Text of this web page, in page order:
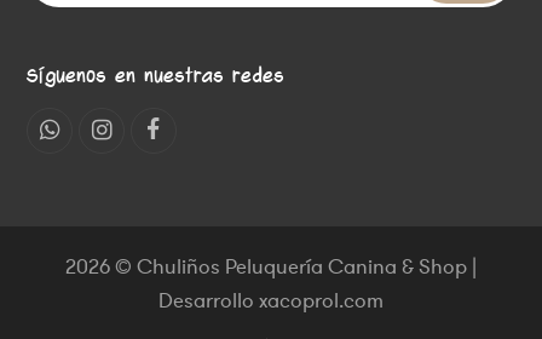
Síguenos en nuestras redes
Whatsapp
InstagramFacebook
2026 © Chuliños Peluquería Canina & Shop |
Desarrollo xacoprol.com